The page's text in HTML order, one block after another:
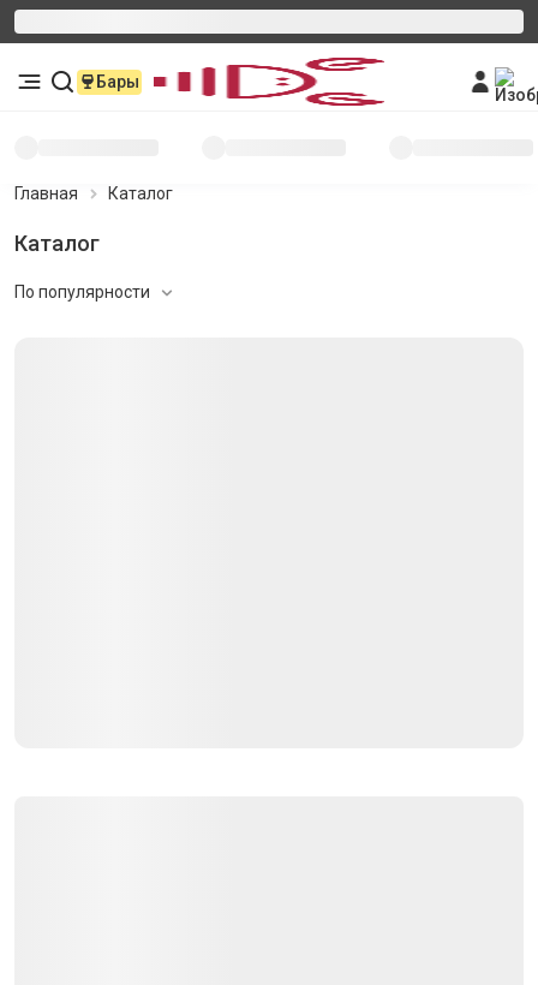
Бары
Главная Каталог
Горбуша для запекания
По популярности